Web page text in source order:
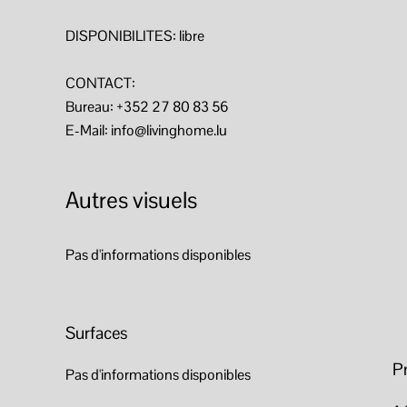
DISPONIBILITES: libre
CONTACT:
Bureau: +352 27 80 83 56
E-Mail: info@livinghome.lu
Autres visuels
Pas d'informations disponibles
Surfaces
Pas d'informations disponibles